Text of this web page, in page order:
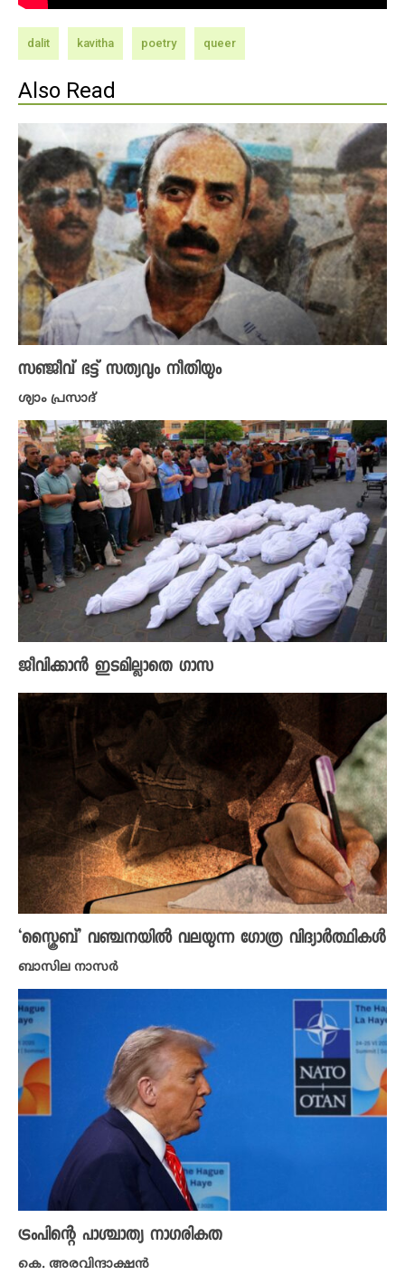
dalit kavitha poetry queer
Also Read
സഞ്ജീവ് ഭട്ട് സത്യവും നീതിയും
ശ്യാം പ്രസാദ്
ജീവിക്കാൻ ഇടമില്ലാതെ ​ഗാസ
‘സ്ക്രൈബ്’ വഞ്ചനയിൽ വലയുന്ന ​ഗോത്ര വിദ്യാ‍ർത്ഥികൾ
ബാസില നാസർ
ട്രംപിന്റെ പാശ്ചാത്യ നാഗരികത
കെ. അരവിന്ദാക്ഷൻ